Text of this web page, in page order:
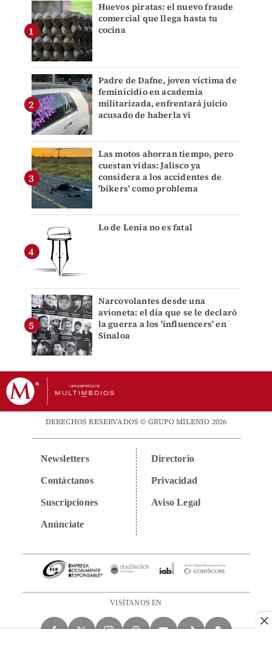
Huevos piratas: el nuevo fraude
comercial que llega hasta tu
cocina
Padre de Dafne, joven víctima de
feminicidio en academia
militarizada, enfrentará juicio
acusado de haberla vi
Las motos ahorran tiempo, pero
cuestan vidas: Jalisco ya
considera a los accidentes de
'bikers' como problema
Lo de Lenia no es fatal
Narcovolantes desde una
avioneta: el día que se le declaró
la guerra a los 'influencers' en
Sinaloa
DERECHOS RESERVADOS © GRUPO MILENIO 2026
Newsletters
Contáctanos
Suscripciones
Anúnciate
Directorio
Privacidad
Aviso Legal
VISÍTANOS EN